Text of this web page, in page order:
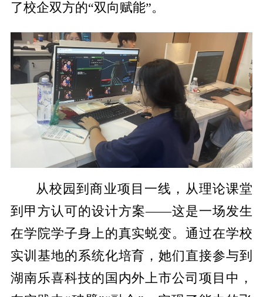
了校企双方的“双向赋能”。
从校园到商业项目一线，从理论课堂
到甲方认可的设计方案——这是一场发生
在学院学子身上的真实蜕变。通过在学校
实训基地的系统化培育，她们直接参与到
湖南乐喜科技的国内外上市公司项目中，